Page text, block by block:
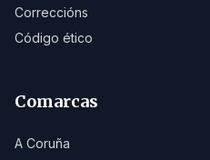
Correccións
Código ético
Comarcas
A Coruña